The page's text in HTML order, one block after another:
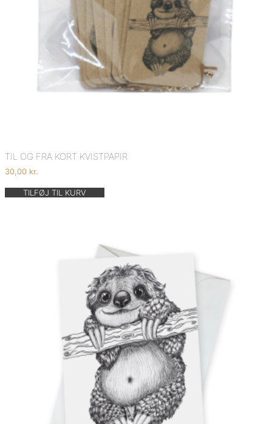
TIL OG FRA KORT KVISTPAPIR
30,00 kr.
TILFØJ TIL KURV